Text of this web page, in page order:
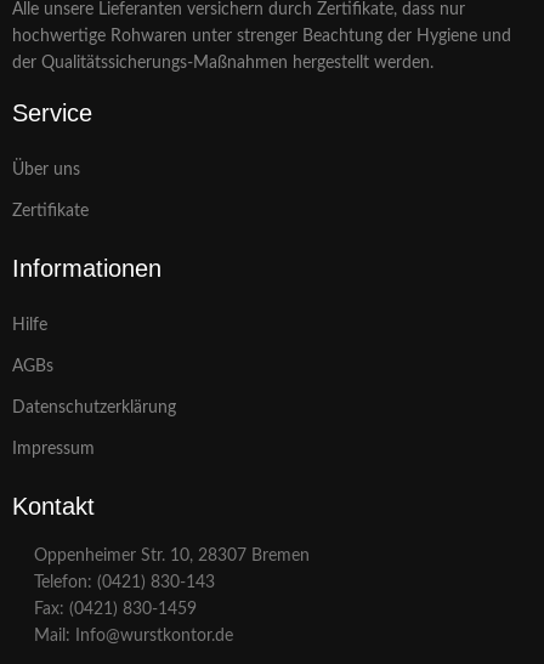
Alle unsere Lieferanten versichern durch Zertifikate, dass nur
hochwertige Rohwaren unter strenger Beachtung der Hygiene und
der Qualitätssicherungs-Maßnahmen hergestellt werden.
Service
Über uns
Zertifikate
Informationen
Hilfe
AGBs
Datenschutzerklärung
Impressum
Kontakt
Oppenheimer Str. 10, 28307 Bremen
Telefon: (0421) 830-143
Fax: (0421) 830-1459
Mail: Info@wurstkontor.de